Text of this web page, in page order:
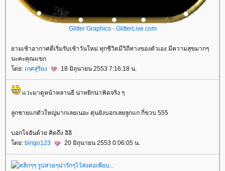
Glitter Graphics - GlitterLive.com
ามเช้าอากาศดีเริ่มรับเช้าวันใหม่ ทุกชีวิตมีวิถีทางของตัวเอง มีความสุขมากๆ
นะคะคุณแขก
ดย: เกศสุริยง 18 มิถุนายน 2553 7:16:18 น.
วะมาดูหน้าหลานธี น่าหยิกน่าฟัดจริง ๆ
ลูกชายแกตัวใหญ่มากเลยเนอะ ตุ่นยังบอกเลยลูกแก กี่ขวบ 555
บอกโจฮันด้วย คิดถึง อิอิ
ดย: bingo123 20 มิถุนายน 2553 0:06:05 น.